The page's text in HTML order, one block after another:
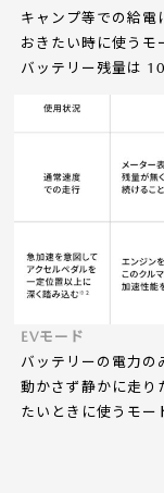
キャンプ等での給電
おきたい時に使うモ
バッテリー残量は
EVモード
バッテリーの電力の
動かさず静かに走り
たいときに使うモー